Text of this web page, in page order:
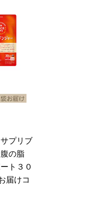
プリブ
の脂
ト３０
届けコ